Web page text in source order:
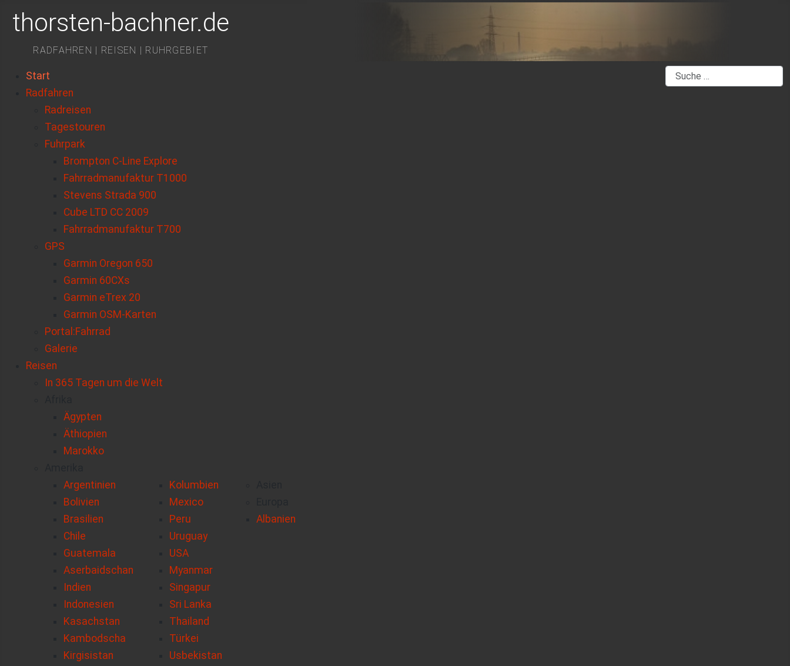
thorsten-bachner.de
RADFAHREN | REISEN | RUHRGEBIET
Start
Radfahren
Radreisen
Tagestouren
Fuhrpark
Brompton C-Line Explore
Fahrradmanufaktur T1000
Stevens Strada 900
Cube LTD CC 2009
Fahrradmanufaktur T700
GPS
Garmin Oregon 650
Garmin 60CXs
Garmin eTrex 20
Garmin OSM-Karten
Portal:Fahrrad
Galerie
Reisen
In 365 Tagen um die Welt
Ägypten
Äthiopien
Marokko
Argentinien
Bolivien
Brasilien
Chile
Guatemala
Kolumbien
Mexico
Peru
Uruguay
USA
Aserbaidschan
Indien
Indonesien
Kasachstan
Kambodscha
Kirgisistan
Myanmar
Singapur
Sri Lanka
Thailand
Türkei
Usbekistan
Albanien
Suchen